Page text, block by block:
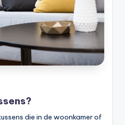
die in de woonkamer of